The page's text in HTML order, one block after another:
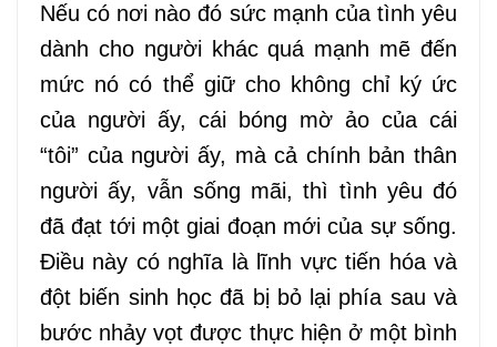
Nếu có nơi nào đó sức mạnh của tình yêu
dành cho người khác quá mạnh mẽ đến
mức nó có thể giữ cho không chỉ ký ức
của người ấy, cái bóng mờ ảo của cái
“tôi” của người ấy, mà cả chính bản thân
người ấy, vẫn sống mãi, thì tình yêu đó
đã đạt tới một giai đoạn mới của sự sống.
Điều này có nghĩa là lĩnh vực tiến hóa và
đột biến sinh học đã bị bỏ lại phía sau và
bước nhảy vọt được thực hiện ở một bình